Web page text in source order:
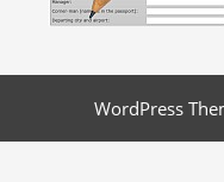
WordPress